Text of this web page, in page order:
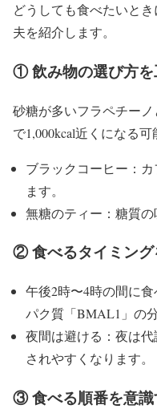
どうしても食べたいと
夫を紹介します。
① 飲み物の選び方を
砂糖が多いフラペチー
で1,000kcal近くになる可
ブラックコーヒー：
ます。
無糖のティー：糖質の
② 食べるタイミング
午後2時〜4時の間に
パク質「BMAL1」の
夜間は避ける：夜は
されやすくなります。
③ 食べる順番を意識